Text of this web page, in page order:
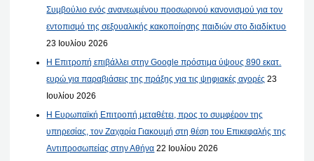
Συμβούλιο ενός ανανεωμένου προσωρινού κανονισμού για τον
εντοπισμό της σεξουαλικής κακοποίησης παιδιών στο διαδίκτυο
23 Ιουλίου 2026
Η Επιτροπή επιβάλλει στην Google πρόστιμα ύψους 890 εκατ.
ευρώ για παραβιάσεις της πράξης για τις ψηφιακές αγορές 23
Ιουλίου 2026
Η Ευρωπαϊκή Επιτροπή μεταθέτει, προς το συμφέρον της
υπηρεσίας, τον Ζαχαρία Γιακουμή στη θέση του Επικεφαλής της
Αντιπροσωπείας στην Αθήνα 22 Ιουλίου 2026